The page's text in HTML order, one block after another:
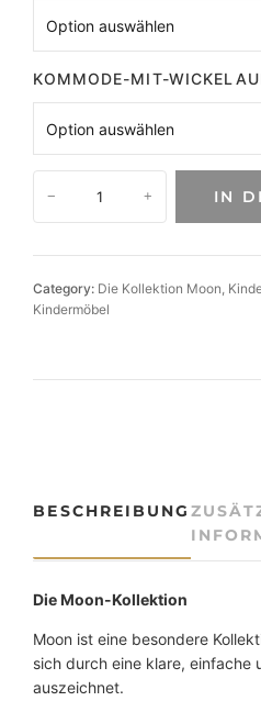
KOMMODE-MIT-
d
r
m
e
o
n
|
2
− + IN
Category: Die Kollektion Moon
Kindermöbel
BESCHREIBUNG
Die Moon-Kollektion
Moon ist eine besondere
sich durch eine klare, einfache
auszeichnet.